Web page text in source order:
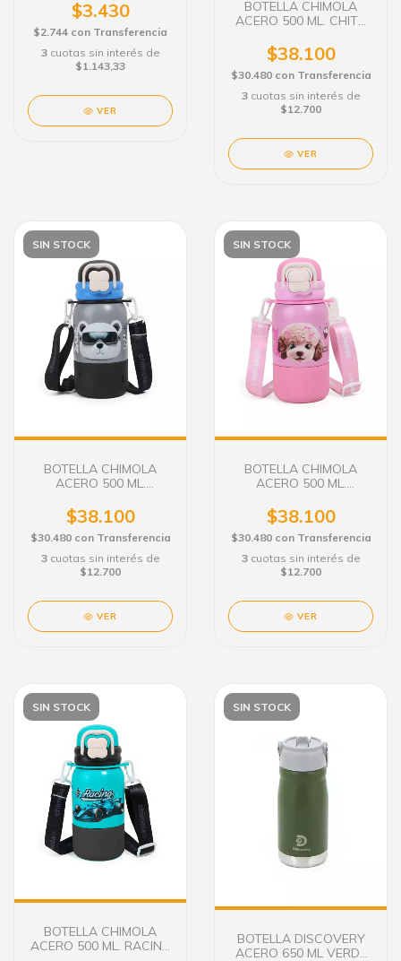
$3.430
$2.744 con Transferencia
3 cuotas sin interés de
$1.143,33
VER
BOTELLA CHIMOLA
ACERO 500 ML. CHITA
$38.100
$30.480 con Transferencia
3 cuotas sin interés de
$12.700
VER
SIN STOCK
BOTELLA CHIMOLA
ACERO 500 ML.
$38.100
$30.480 con Transferencia
3 cuotas sin interés de
$12.700
VER
SIN STOCK
BOTELLA CHIMOLA
ACERO 500 ML.
$38.100
$30.480 con Transferencia
3 cuotas sin interés de
$12.700
VER
SIN STOCK
BOTELLA CHIMOLA
ACERO 500 ML. RACING
SIN STOCK
BOTELLA DISCOVERY
ACERO 650 ML VERDE